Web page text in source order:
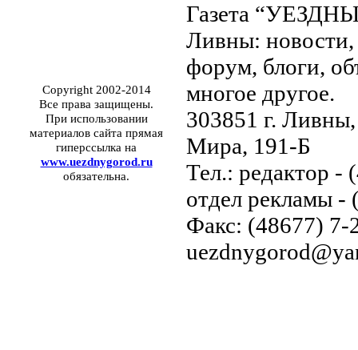
Copyright 2002-2014
Все права защищены.
При использовании
материалов сайта прямая
гиперссылка на
www.uezdnygorod.ru
обязательна.
Газета
Ливны: новости,
форум, блоги,
многое другое.
303851 г.
Мира, 191-Б
Тел.: редактор -
отдел рекламы -
Факс: (48677) 7-